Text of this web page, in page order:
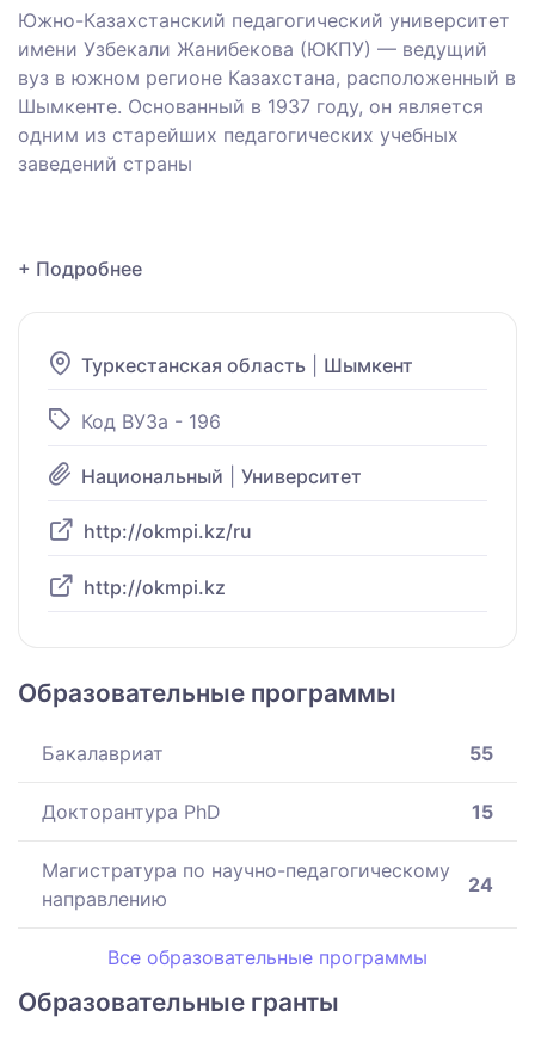
Южно-Казахстанский педагогический университет
имени Узбекали Жанибекова (ЮКПУ) — ведущий
вуз в южном регионе Казахстана, расположенный в
Шымкенте. Основанный в 1937 году, он является
одним из старейших педагогических учебных
заведений страны
+ Подробнее
Туркестанская область Шымкент
Код ВУЗа - 196
Национальный Университет
http://okmpi.kz/ru
http://okmpi.kz
Образовательные программы
Бакалавриат 55
Докторантура PhD 15
Магистратура по научно-педагогическому
направлению
24
Все образовательные программы
Образовательные гранты